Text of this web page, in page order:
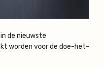
de nieuwste
worden voor de doe-het-